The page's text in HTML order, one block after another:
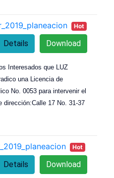
Hot
Download
Details
Interesados que LUZ
una Licencia de
No. 0053 para intervenir el
dirección:Calle 17 No. 31-37
Hot
Download
Details